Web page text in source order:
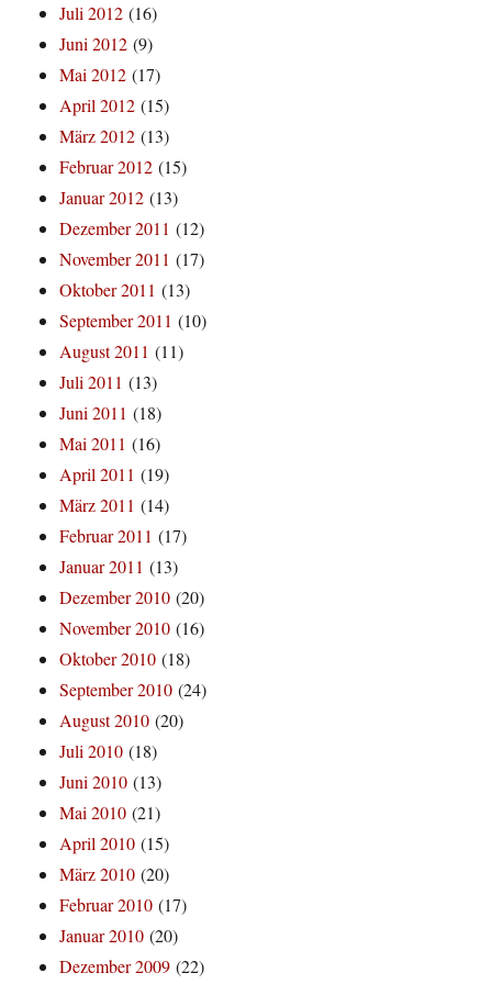
Juli 2012 (16)
Juni 2012 (9)
Mai 2012 (17)
April 2012 (15)
März 2012 (13)
Februar 2012 (15)
Januar 2012 (13)
Dezember 2011 (12)
November 2011 (17)
Oktober 2011 (13)
September 2011 (10)
August 2011 (11)
Juli 2011 (13)
Juni 2011 (18)
Mai 2011 (16)
April 2011 (19)
März 2011 (14)
Februar 2011 (17)
Januar 2011 (13)
Dezember 2010 (20)
November 2010 (16)
Oktober 2010 (18)
September 2010 (24)
August 2010 (20)
Juli 2010 (18)
Juni 2010 (13)
Mai 2010 (21)
April 2010 (15)
März 2010 (20)
Februar 2010 (17)
Januar 2010 (20)
Dezember 2009 (22)